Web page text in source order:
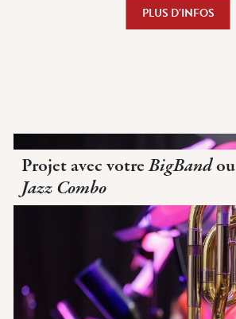
PLUS D’INFOS
Projet avec votreBigBandou
Jazz Combo